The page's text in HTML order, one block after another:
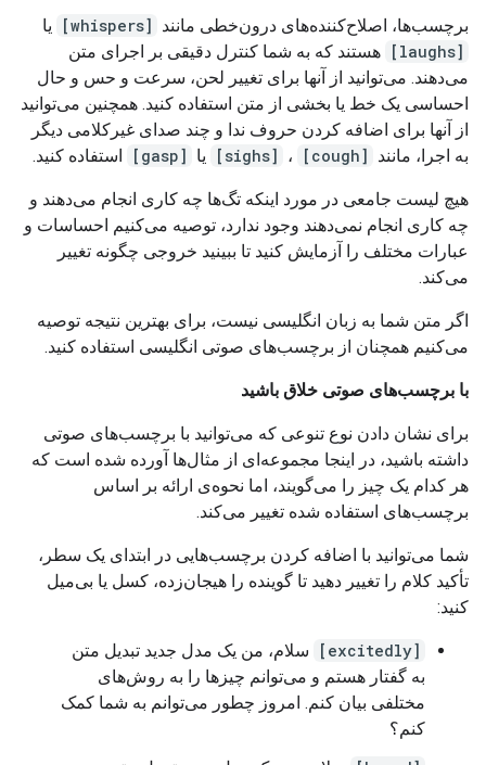
برچسب‌ها، اصلاح‌کننده‌های درون‌خطی مانند [whispers]
یا
[laughs]
هستند که به شما کنترل دقیقی بر اجرای متن
می‌دهند. می‌توانید از آنها برای تغییر لحن، سرعت و حس و حال
احساسی یک خط یا بخشی از متن استفاده کنید. همچنین می‌توانید
از آنها برای اضافه کردن حروف ندا و چند صدای غیرکلامی دیگر
به اجرا، مانند [cough] ، [sighs] یا [gasp] استفاده کنید.
هیچ لیست جامعی در مورد اینکه تگ‌ها چه کاری انجام می‌دهند و
چه کاری انجام نمی‌دهند وجود ندارد، توصیه می‌کنیم احساسات و
عبارات مختلف را آزمایش کنید تا ببینید خروجی چگونه تغییر
می‌کند.
اگر متن شما به زبان انگلیسی نیست، برای بهترین نتیجه توصیه
می‌کنیم همچنان از برچسب‌های صوتی انگلیسی استفاده کنید.
با برچسب‌های صوتی خلاق باشید
برای نشان دادن نوع تنوعی که می‌توانید با برچسب‌های صوتی
داشته باشید، در اینجا مجموعه‌ای از مثال‌ها آورده شده است که
هر کدام یک چیز را می‌گویند، اما نحوه‌ی ارائه بر اساس
برچسب‌های استفاده شده تغییر می‌کند.
شما می‌توانید با اضافه کردن برچسب‌هایی در ابتدای یک سطر،
تأکید کلام را تغییر دهید تا گوینده را هیجان‌زده، کسل یا بی‌میل
کنید:
[excitedly]
سلام، من یک مدل جدید تبدیل متن
به گفتار هستم و می‌توانم چیزها را به روش‌های
مختلفی بیان کنم. امروز چطور می‌توانم به شما کمک
کنم؟